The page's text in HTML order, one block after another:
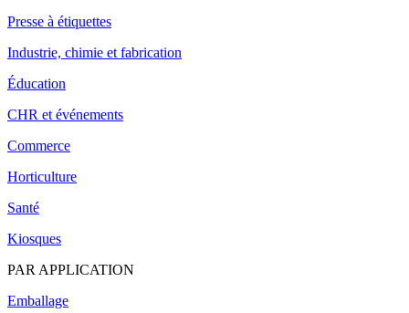
Presse à étiquettes
Industrie, chimie et fabrication
Éducation
CHR et événements
Commerce
Horticulture
Santé
Kiosques
PAR APPLICATION
Emballage